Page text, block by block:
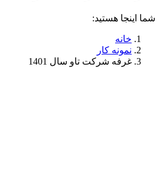
شما اینجا هستید:
خانه
نمونه کار
غرفه شرکت تاو سال 1401